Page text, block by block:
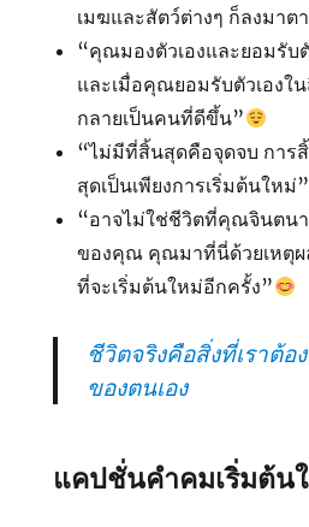
เมฆและสัตว์ต่างๆ ก็ลงมาต
“คุณมองตัวเองและยอมรับ
และเมื่อคุณยอมรับตัวเอง
กลายเป็นคนที่ดีขึ้น”
“ไม่มีที่สิ้นสุดคือจุดจบ การ
สุดเป็นเพียงการเริ่มต้นใหม่”
“อาจไม่ใช่ชีวิตที่คุณจินตน
ของคุณ คุณมาที่นี่ด้วยเหตุผ
ที่จะเริ่มต้นใหม่อีกครั้ง”
ชีวิตจริงคือสิ่งที่เราต้อ
ของตนเอง
แคปชั่นคำคมเริ่มต้น